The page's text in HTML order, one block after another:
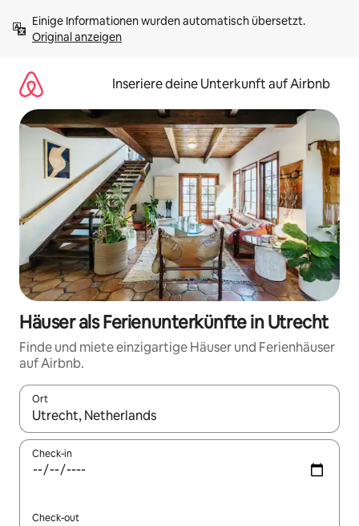
Inhalten
springenOriginal anzeigen
Inseriere deine Unterkunft auf Airbnb
Häuser als Ferienunterkünfte in Utrecht
Finde und miete einzigartige Häuser und Ferienhäuser
auf Airbnb.
Ort
Wenn Ergebnisse verfügbar sind, navigiere mit den
Check-in
Check-out